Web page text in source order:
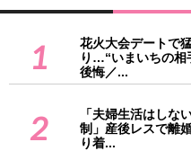
1
花火大会デートで
り…“いまいちの相
後悔／...
2
「夫婦生活はしな
制」産後レスで離
り着...